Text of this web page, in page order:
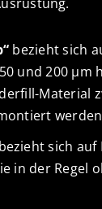
bezieht sich
und 200 µm
Material
bezieht sich auf
in der Regel